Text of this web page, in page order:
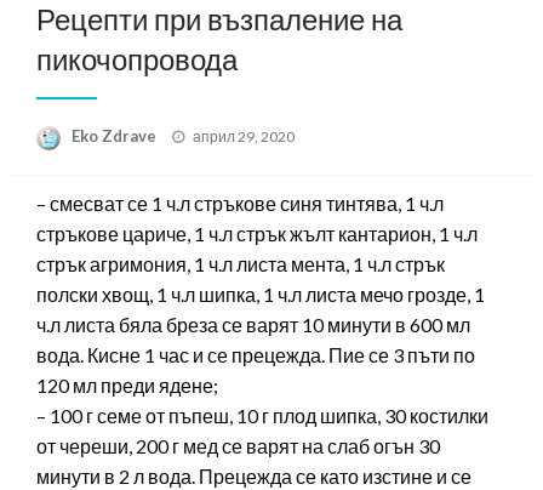
Рецепти при възпаление на
пикочопровода
Eko Zdrave
Posted
април 29, 2020
– смесват се 1 ч.л стръкове синя тинтява, 1 ч.л
стръкове цариче, 1 ч.л стрък жълт кантарион, 1 ч.л
стрък агримония, 1 ч.л листа мента, 1 ч.л стрък
полски хвощ, 1 ч.л шипка, 1 ч.л листа мечо грозде, 1
ч.л листа бяла бреза се варят 10 минути в 600 мл
вода. Кисне 1 час и се прецежда. Пие се 3 пъти по
120 мл преди ядене;
– 100 г семе от пъпеш, 10 г плод шипка, 30 костилки
от череши, 200 г мед се варят на слаб огън 30
минути в 2 л вода. Прецежда се като изстине и се